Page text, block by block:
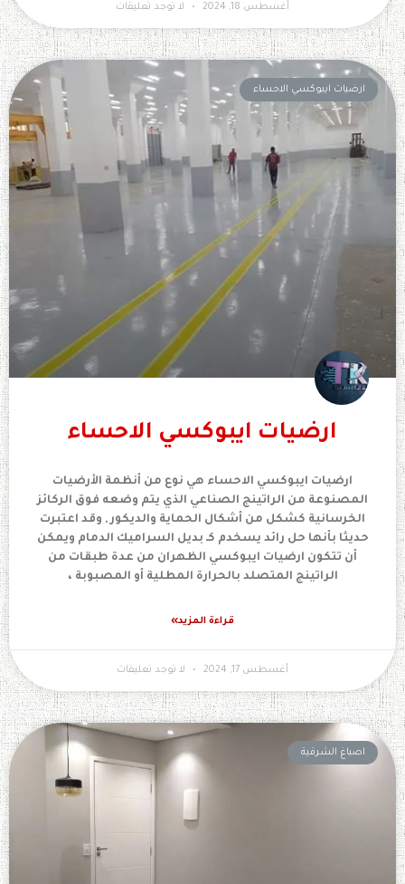
أغسطس 18, 2024 لا توجد تعليقات
ارضيات ايبوكسي الاحساء
ارضيات ايبوكسي الاحساء
ارضيات ايبوكسي الاحساء هي نوع من أنظمة الأرضيات
المصنوعة من الراتينج الصناعي الذي يتم وضعه فوق الركائز
الخرسانية كشكل من أشكال الحماية والديكور , وقد اعتبرت
حديثا بأنها حل رائد يسخدم كـ بديل السراميك الدمام ويمكن
أن تتكون ارضيات ايبوكسي الظهران من عدة طبقات من
الراتينج المتصلد بالحرارة المطلية أو المصبوبة ،
قراءة المزيد»
أغسطس 17, 2024 لا توجد تعليقات
اصباغ الشرقية